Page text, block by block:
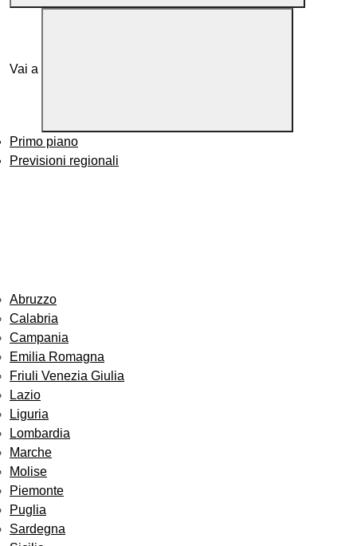
Vai a
Primo piano
Previsioni regionali
Abruzzo
Calabria
Campania
Emilia Romagna
Friuli Venezia Giulia
Lazio
Liguria
Lombardia
Marche
Molise
Piemonte
Puglia
Sardegna